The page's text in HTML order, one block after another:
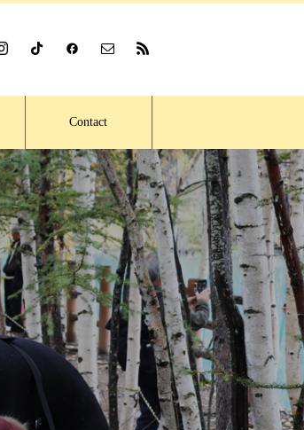
Contact